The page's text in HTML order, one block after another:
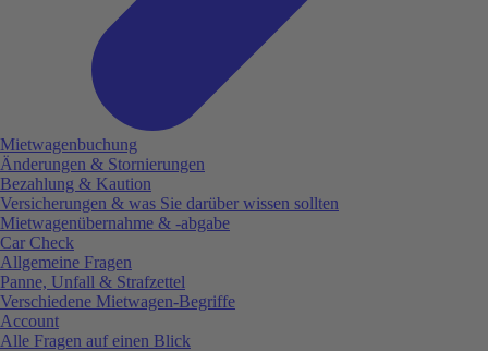
Mietwagenbuchung
Änderungen & Stornierungen
Bezahlung & Kaution
Versicherungen & was Sie darüber wissen sollten
Mietwagenübernahme & -abgabe
Car Check
Allgemeine Fragen
Panne, Unfall & Strafzettel
Verschiedene Mietwagen-Begriffe
Account
Alle Fragen auf einen Blick